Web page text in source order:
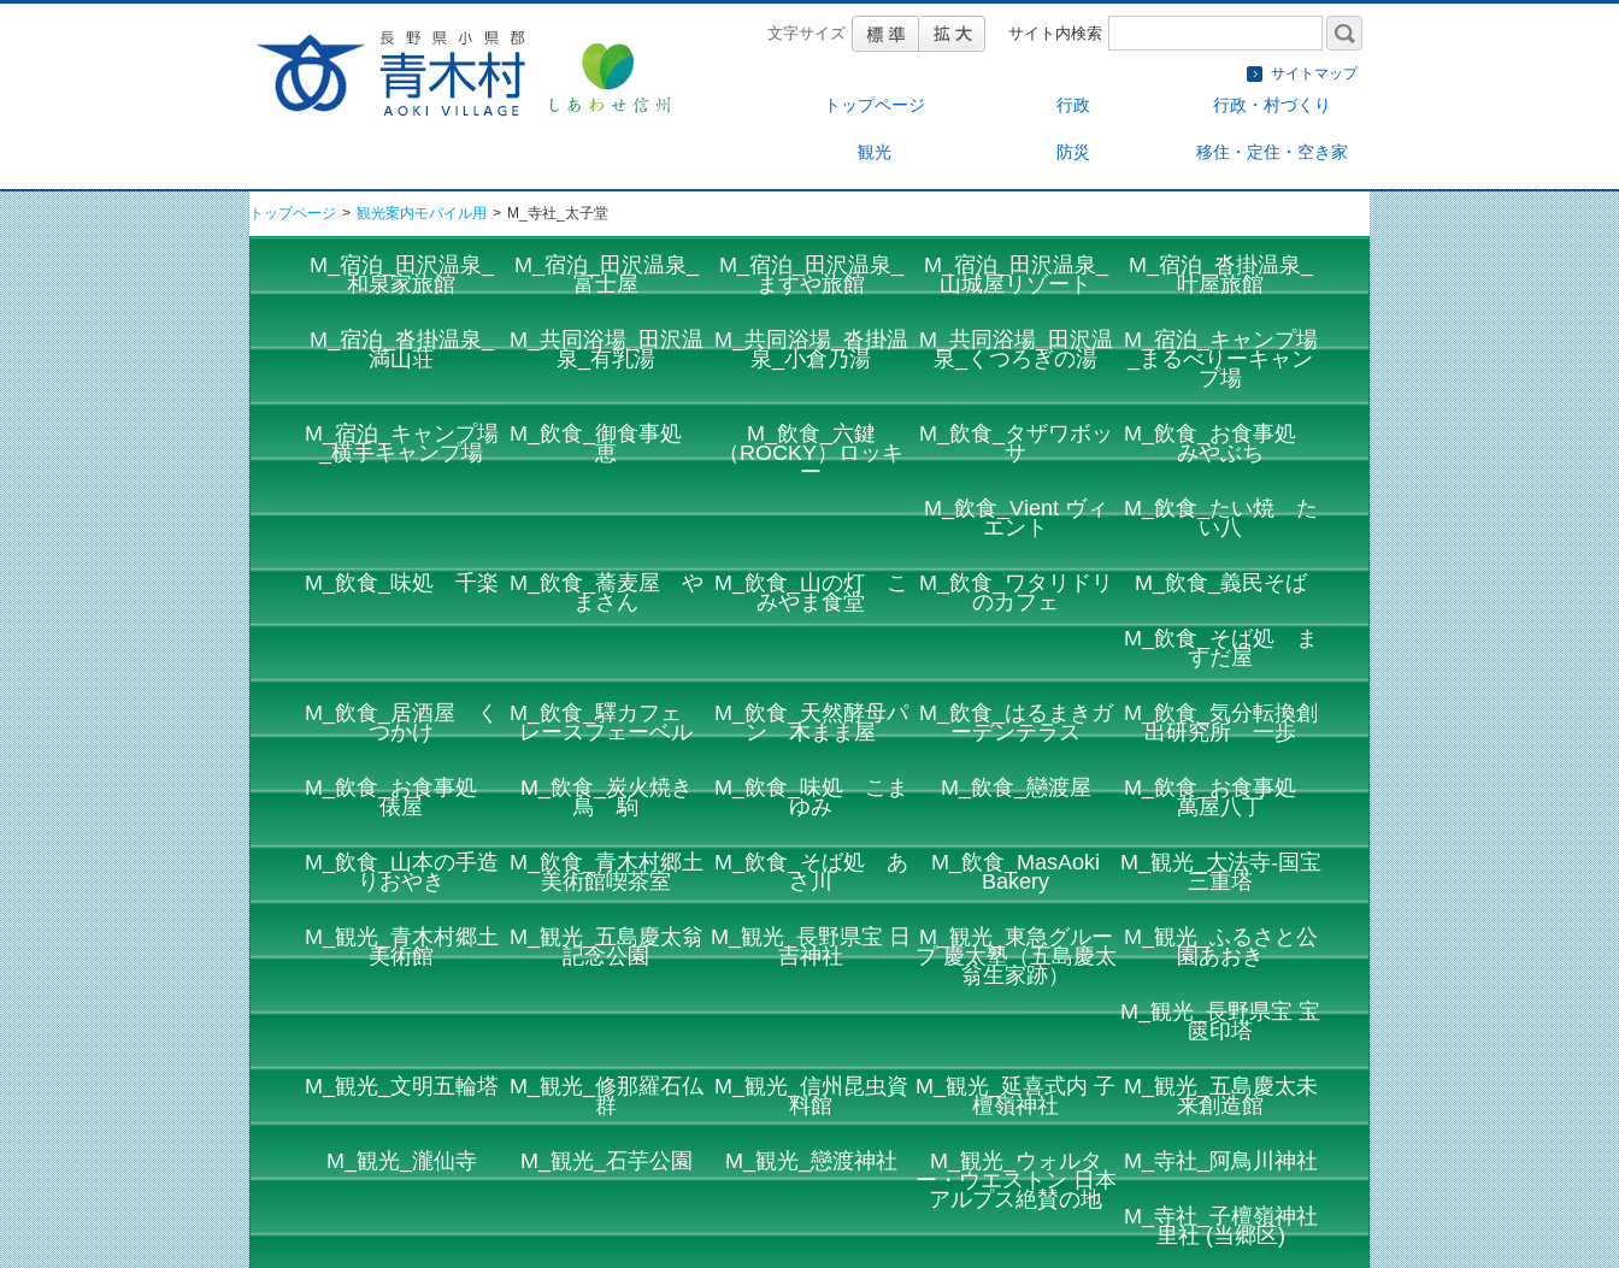
文字サイズ サイト内検索
サイトマップ
トップページ 行政 行政・村づくり
観光 防災 移住・定住・空き家
トップページ > 観光案内モバイル用 > M_寺社_太子堂
M_宿泊_田沢温泉_
和泉家旅館
M_宿泊_田沢温泉_
富士屋
M_宿泊_田沢温泉_
ますや旅館
M_宿泊_田沢温泉_
山城屋リゾート
M_宿泊_沓掛温泉_
叶屋旅館
M_宿泊_沓掛温泉_
満山荘
M_共同浴場_田沢温
泉_有乳湯
M_共同浴場_沓掛温
泉_小倉乃湯
M_共同浴場_田沢温
泉_くつろぎの湯
M_宿泊_キャンプ場
_まるべりーキャン
プ場
M_宿泊_キャンプ場
_横手キャンプ場
M_飲食_御食事処
恵
M_飲食_六鍵
（ROCKY）ロッキ
ー
M_飲食_タザワボッ
サ
M_飲食_お食事処
みやぶち
M_飲食_Vient ヴィ
エント
M_飲食_たい焼 た
い八
M_飲食_味処 千楽 M_飲食_蕎麦屋 や
まさん
M_飲食_山の灯 こ
みやま食堂
M_飲食_ワタリドリ
のカフェ
M_飲食_義民そば
M_飲食_そば処 ま
すだ屋
M_飲食_居酒屋 く
つかけ
M_飲食_驛カフェ
レースフェーベル
M_飲食_天然酵母パ
ン 木まま屋
M_飲食_はるまきガ
ーデンテラス
M_飲食_気分転換創
出研究所 一歩
M_飲食_お食事処
俵屋
M_飲食_炭火焼き
鳥 駒
M_飲食_味処 こま
ゆみ
M_飲食_戀渡屋
M_飲食_お食事処
萬屋八丁
M_飲食_山本の手造
りおやき
M_飲食_青木村郷土
美術館喫茶室
M_飲食_そば処 あ
さ川
M_飲食_MasAoki
Bakery
M_観光_大法寺-国宝
三重塔
M_観光_青木村郷土
美術館
M_観光_五島慶太翁
記念公園
M_観光_長野県宝 日
吉神社
M_観光_東急グルー
プ 慶太塾（五島慶太
翁生家跡）
M_観光_ふるさと公
園あおき
M_観光_長野県宝 宝
篋印塔
M_観光_文明五輪塔 M_観光_修那羅石仏
群
M_観光_信州昆虫資
料館
M_観光_延喜式内 子
檀嶺神社
M_観光_五島慶太未
来創造館
M_観光_瀧仙寺 M_観光_石芋公園 M_観光_戀渡神社
M_観光_ウォルタ
ー・ウエストン 日本
アルプス絶賛の地
M_寺社_阿鳥川神社
M_寺社_子檀嶺神社
里社 (当郷区)